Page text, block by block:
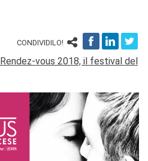
CONDIVIDILO!
Rendez-vous 2018, il festival del